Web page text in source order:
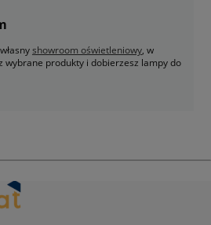
showroom oświetleniowy, w
wybrane produkty i dobierzesz lampy do